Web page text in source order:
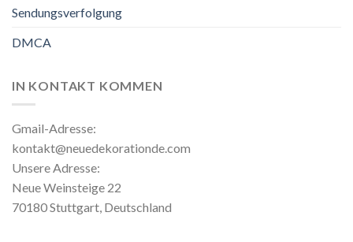
Sendungsverfolgung
DMCA
IN KONTAKT KOMMEN
Gmail-Adresse:
kontakt@neuedekorationde.com
Unsere Adresse:
Neue Weinsteige 22
70180 Stuttgart, Deutschland